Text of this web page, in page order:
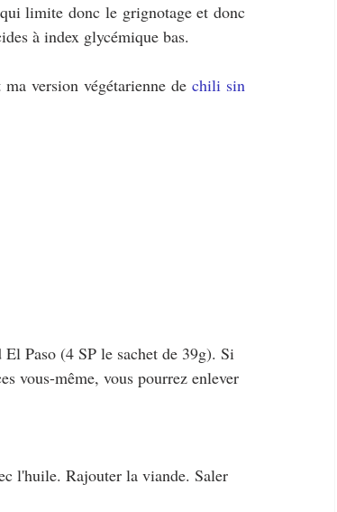
limite donc le grignotage et donc
à index glycémique bas.
ma version végétarienne de chili sin
Paso (4 SP le sachet de 39g). Si
vous-même, vous pourrez enlever
l'huile. Rajouter la viande. Saler